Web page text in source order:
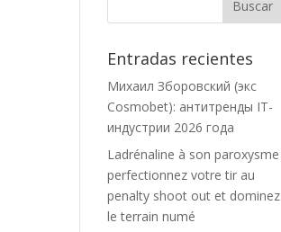
Entradas recientes
Михаил Зборовский (экс
Cosmobet): антитренды IT-
индустрии 2026 года
Ladrénaline à son paroxysme
perfectionnez votre tir au
penalty shoot out et dominez
le terrain numé